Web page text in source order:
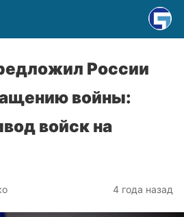
России
войны:
войск на
4 года назад